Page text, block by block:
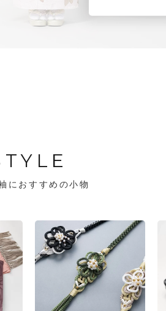
におすすめの小物